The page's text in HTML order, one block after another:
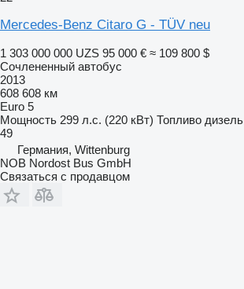
Mercedes-Benz Citaro G - TÜV neu
1 303 000 000 UZS 95 000 € ≈ 109 800 $
Сочлененный автобус
2013
608 608 км
Euro 5
Мощность 299 л.с. (220 кВт) Топливо дизель
49
Германия, Wittenburg
NOB Nordost Bus GmbH
Связаться с продавцом